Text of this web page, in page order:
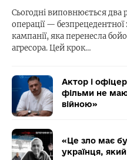
Сьогодні виповнюється два
операції —
кампанії, яка перенесла
агресора. Цей крок…
Актор і
фільми не
війною»
«Це зло має
українця,